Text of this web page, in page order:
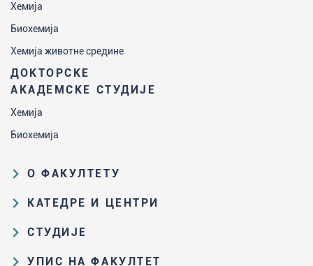
Хемија
Биохемија
Хемија животне средине
ДОКТОРСКЕ
АКАДЕМСКЕ СТУДИЈЕ
Хемија
Биохемија
О ФАКУЛТЕТУ
Образовна и научна делатност
структура
Закон о високом образовању и
КАТЕДРЕ И ЦЕНТРИ
Катедра за аналитичку хемију
СТУДИЈЕ
Пут студирања на ХФ
УПИС НА ФАКУЛТЕТ